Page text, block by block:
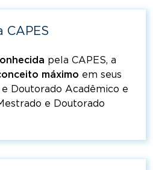
CAPES
pela CAPES, a
máximo em seus
Doutorado Acadêmico e
e Doutorado